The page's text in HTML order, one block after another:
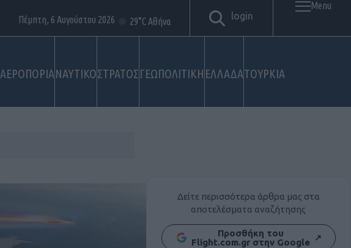
ΑΕΡΟΠΟΡΙΑΝΑΥΤΙΚΟΣΤΡΑΤΟΣΓΕΩΠΟΛΙΤΙΚΗ ΕΛΛΑΔΑΤΟΥΡΚΙΑ
Πέμπτη, 6 Αυγούστου 2026 29°C Αθήνα login
Menu
Δείτε περισσότερα άρθρα μας στα
αποτελέσματα αναζήτησης
Προσθήκη του
Flight.com.gr στην Google ↗